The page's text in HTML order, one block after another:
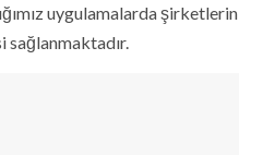
uygulamalarda şirketlerin
sağlanmaktadır.